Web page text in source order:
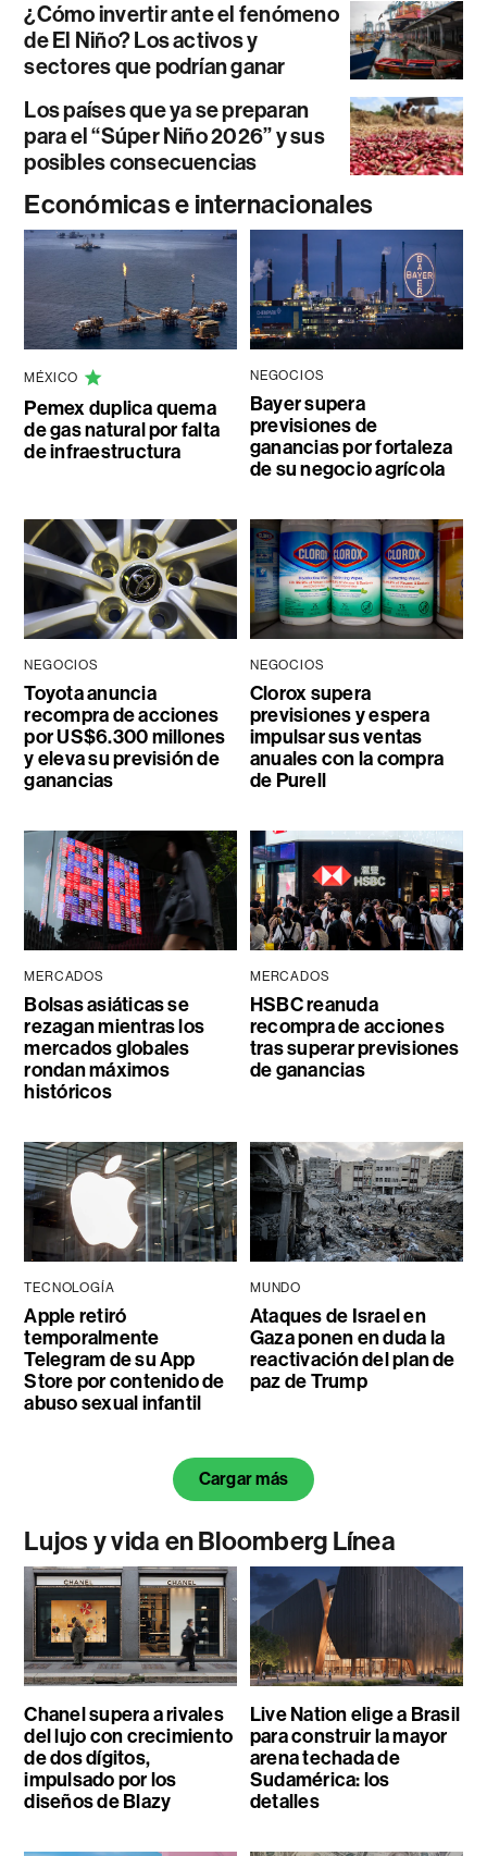
¿Cómo invertir ante el fenómeno
de El Niño? Los activos y
sectores que podrían ganar
Los países que ya se preparan
para el “Súper Niño 2026” y sus
posibles consecuencias
Económicas e internacionales
MÉXICO
Pemex duplica quema
de gas natural por falta
de infraestructura
NEGOCIOS
Bayer supera
previsiones de
ganancias por fortaleza
de su negocio agrícola
NEGOCIOS
Toyota anuncia
recompra de acciones
por US$6.300 millones
y eleva su previsión de
ganancias
NEGOCIOS
Clorox supera
previsiones y espera
impulsar sus ventas
anuales con la compra
de Purell
MERCADOS
Bolsas asiáticas se
rezagan mientras los
mercados globales
rondan máximos
históricos
MERCADOS
HSBC reanuda
recompra de acciones
tras superar previsiones
de ganancias
TECNOLOGÍA
Apple retiró
temporalmente
Telegram de su App
Store por contenido de
abuso sexual infantil
MUNDO
Ataques de Israel en
Gaza ponen en duda la
reactivación del plan de
paz de Trump
Cargar más
Lujos y vida en Bloomberg Línea
Chanel supera a rivales
del lujo con crecimiento
de dos dígitos,
impulsado por los
diseños de Blazy
Live Nation elige a Brasil
para construir la mayor
arena techada de
Sudamérica: los
detalles